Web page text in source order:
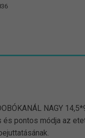
NAGY
és pontos módja az